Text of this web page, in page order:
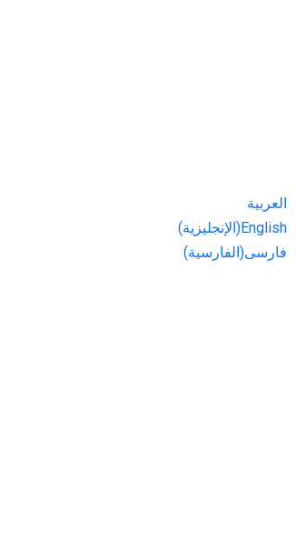
العربية
English
(الإنجليزية)
فارسی(الفارسية)